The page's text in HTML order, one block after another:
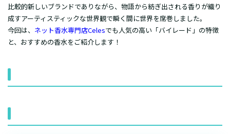
比較的新しいブランドでありながら、物語から紡ぎ出される香りが織り
成すアーティスティックな世界観で瞬く間に世界を席巻しました。
今回は、 ネット香水専門店Celesでも人気の高い「バイレード」の特徴
と、おすすめの香水をご紹介します！